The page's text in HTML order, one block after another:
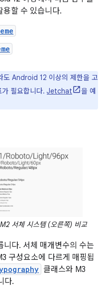
용할 수 있습니다.
도 Android 12 이상의 제한을 고
필요합니다. Jetchat
을 예
서체 시스템 (오른쪽) 비교
니다. 서체 매개변수의 수는
구성요소에 다르게 매핑됩
클래스와 M3
다.